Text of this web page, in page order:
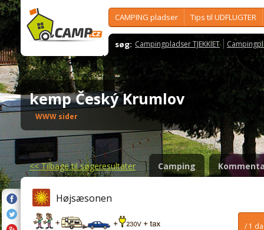
CAMPING pladser Tips til UDFLUGTER
søg: Campingpladser TJEKKIET
kemp Český Krumlov
WWW sider
<<Tilbage til søgeresultater Camping
Højsæsonen
/ 1